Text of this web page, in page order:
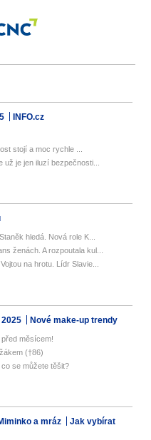
INFO.cz
stojí a moc rychle ...
je jen iluzí bezpečnosti...
hledá. Nová role K...
ženách. A rozpoutala kul...
na hrotu. Lídr Slavie...
Nové make-up trendy
měsícem!
(†86)
se můžete těšit?
a mráz
Jak vybírat